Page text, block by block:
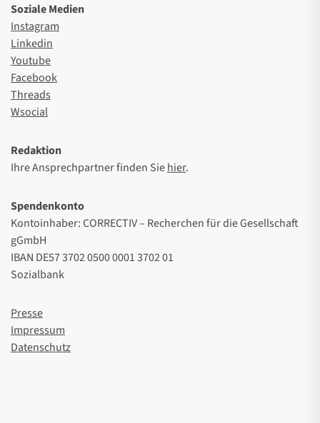
Soziale Medien
Instagram
Linkedin
Youtube
Facebook
Threads
Wsocial
Redaktion
Ihre Ansprechpartner finden Siehier.
Spendenkonto
Kontoinhaber: CORRECTIV – Recherchen für die Gesellschaft
gGmbH
IBAN DE57 3702 0500 0001 3702 01
Sozialbank
Presse
Impressum
Datenschutz